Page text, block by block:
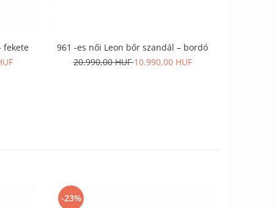
fekete
961 -es női Leon bőr szandál – bordó
20.990,00 HUF10.990,00 HUF
-23%